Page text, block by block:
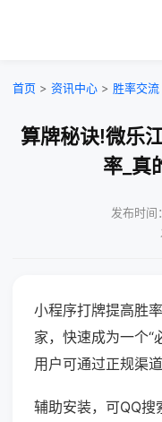
首页 > 资讯中心 > 胜率交流
算牌秘诀!微乐
率_真
发布时
小程序打牌提高胜
家，快速成为一个“
用户可通过正规渠道
辅助安装，可QQ